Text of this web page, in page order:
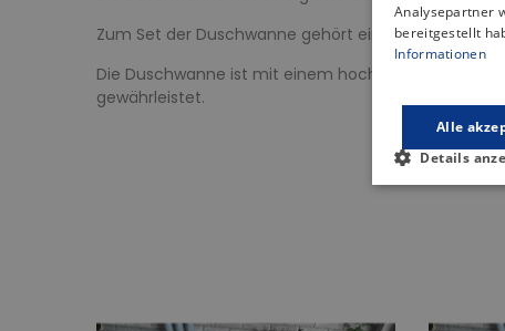
Zum Set der Duschwanne gehört ein solider
Die Duschwanne ist mit einem hochwertigen
gewährleistet.
Analysepartner
bereitgestellt
Informationen
Alle
Details